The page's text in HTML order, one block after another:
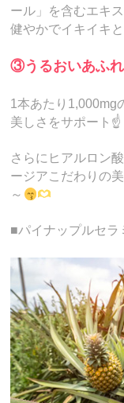
ール」を含むエキ
健やかでイキイキ
③うるおいあふ
1本あたり1,000mg
美しさをサポート☝️
さらにヒアルロン
ージアこだわりの
～
■パイナップルセラ